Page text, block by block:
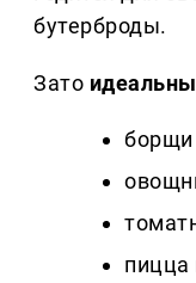
бутерброды.
Зато
пицца